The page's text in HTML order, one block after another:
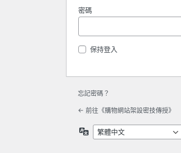
密碼
保持登入
忘記密碼？
← 前往《購物網站架設密技傳授》
言